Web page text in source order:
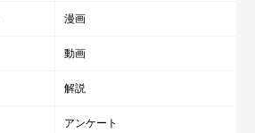
漫画
動画
解説
アンケート